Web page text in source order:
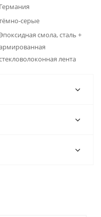
Германия
серые
смола, сталь +
лента